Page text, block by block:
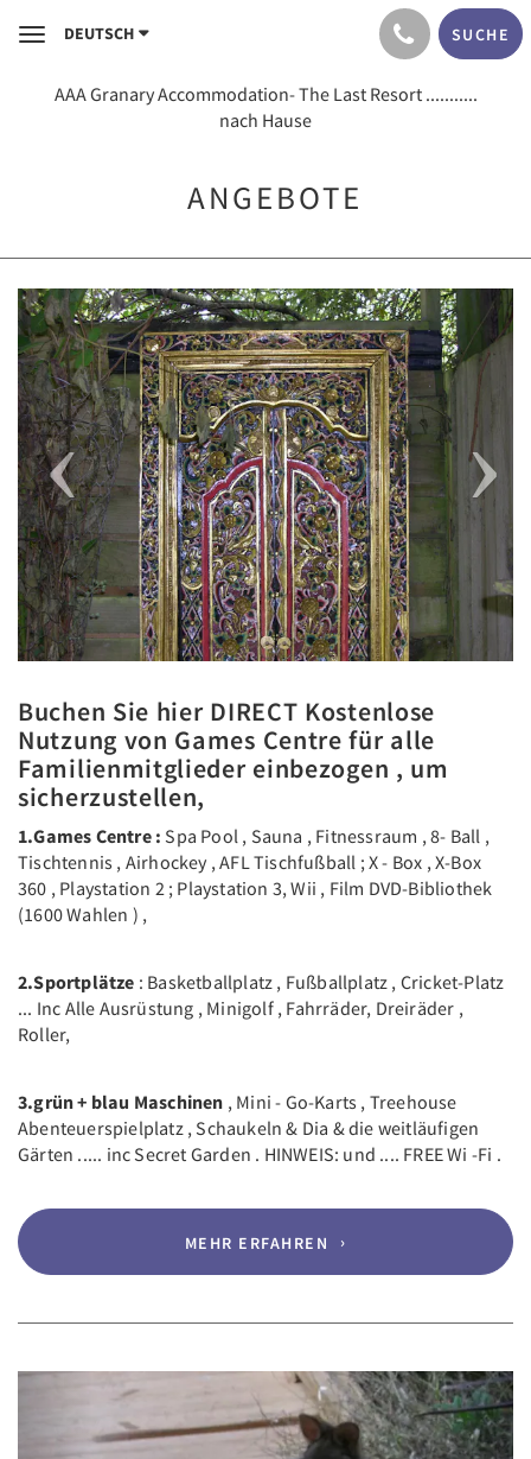
ToggleDEUTSCH SUCHE
AAA Granary Accommodation- The Last Resort ...........
nach Hause
ANGEBOTE
Previous Next
Buchen Sie hier DIRECT Kostenlose
Nutzung von Games Centre für alle
Familienmitglieder einbezogen , um
sicherzustellen,
1.Games Centre : Spa Pool , Sauna , Fitnessraum , 8- Ball ,
Tischtennis , Airhockey , AFL Tischfußball ; X - Box , X-Box
360 , Playstation 2 ; Playstation 3, Wii , Film DVD-Bibliothek
(1600 Wahlen ) ,
2.Sportplätze : Basketballplatz , Fußballplatz , Cricket-Platz
... Inc Alle Ausrüstung , Minigolf , Fahrräder, Dreiräder ,
Roller,
3.grün + blau Maschinen , Mini - Go-Karts , Treehouse
Abenteuerspielplatz , Schaukeln & Dia & die weitläufigen
Gärten ..... inc Secret Garden . HINWEIS: und .... FREE Wi -Fi .
MEHR ERFAHREN
Previous Next